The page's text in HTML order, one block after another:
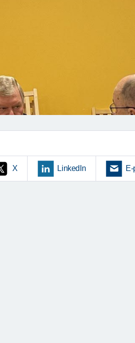
X LinkedIn